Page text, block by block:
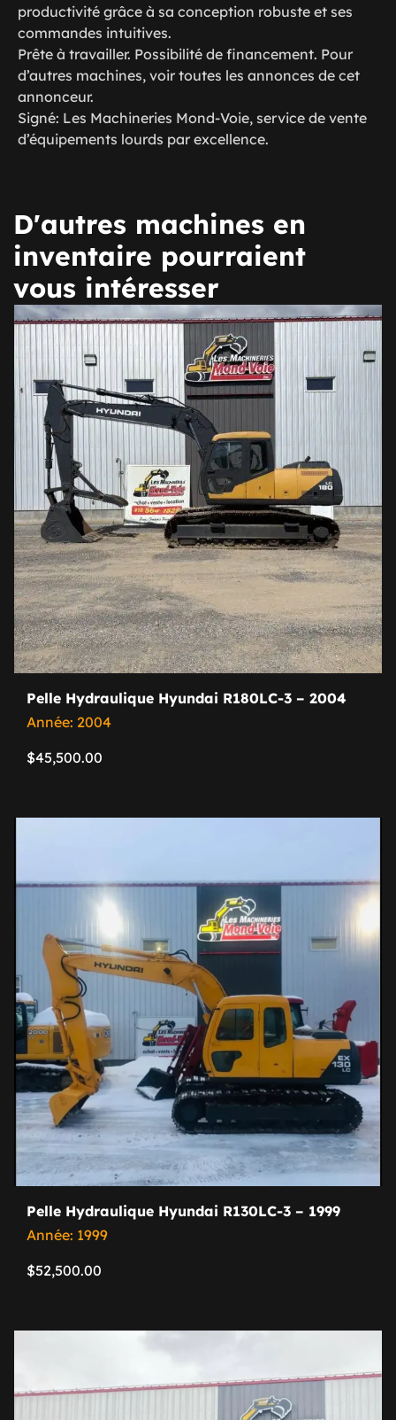
productivité grâce à sa conception robuste et ses
commandes intuitives.
Prête à travailler. Possibilité de financement. Pour
d’autres machines, voir toutes les annonces de cet
annonceur.
Signé: Les Machineries Mond-Voie, service de vente
d’équipements lourds par excellence.
D'autres machines en
inventaire pourraient
vous intéresser
Pelle Hydraulique Hyundai R180LC-3 – 2004
Année: 2004
$45,500.00
Pelle Hydraulique Hyundai R130LC-3 – 1999
Année: 1999
$52,500.00